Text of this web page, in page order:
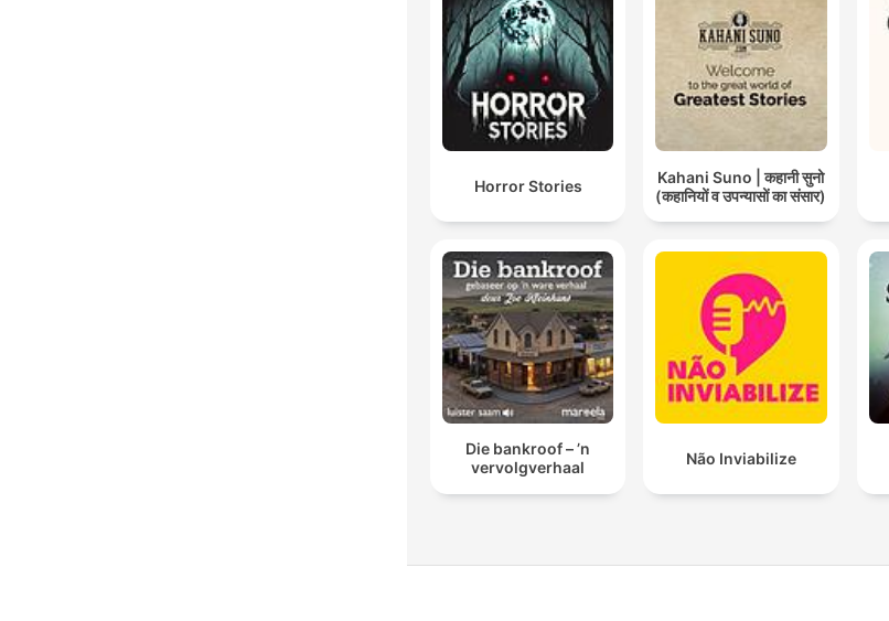
Horror Stories
Kahani Suno | कहानी सुनो
(कहानियों व उपन्यासों का संसार)
Die bankroof – ’n
vervolgverhaal
Não Inviabilize